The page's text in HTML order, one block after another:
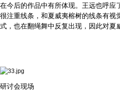
在今后的作品中有所体现。王远也呼应
很注重线条，和夏威夷榕树的线条有视
式，也在翻绳舞中反复出现，因此对夏
研讨会现场